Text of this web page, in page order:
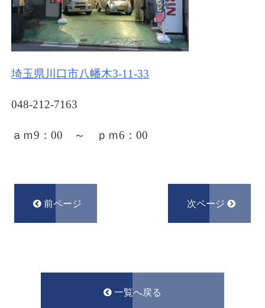
埼玉県川口市八幡木3-11-33
048-212-7163
ａｍ9：00 ～ ｐｍ6 ：00
前ページ 次ページ
一覧へ戻る